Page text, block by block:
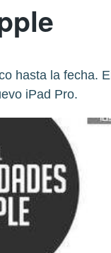
hasta la fecha. El
iPad Pro.